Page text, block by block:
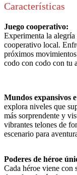
Características
Juego cooperativo:
Experimenta la
cooperativo local.
próximos
codo con codo con tu
Mundos expansivos
explora niveles que
más sorprendente y
vibrantes telones de
escenario para
Poderes de héroe
Cada héroe viene con